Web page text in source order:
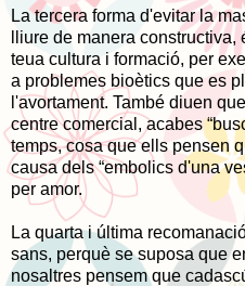
La tercera forma d'evitar la
lliure de manera
teua cultura i formació, per
a problemes bioètics que es
l'avortament. També diuen
centre comercial, acabes
temps, cosa que ells pensen
causa dels “embolics d'una
per amor.
La quarta i última
sans, perquè se suposa que
nosaltres pensem que